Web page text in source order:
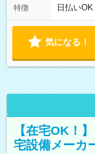
特徴 日払いOK
気になる！
【在宅OK！
宅設備メーカ